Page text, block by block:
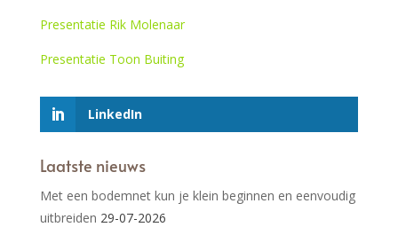
Presentatie Rik Molenaar
Presentatie Toon Buiting
LinkedIn
Laatste nieuws
Met een bodemnet kun je klein beginnen en eenvoudig
uitbreiden 29-07-2026